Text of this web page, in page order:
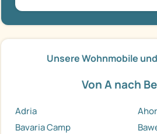
Unsere Wohnmobile
Von A nach
Adria
Bavaria Camp